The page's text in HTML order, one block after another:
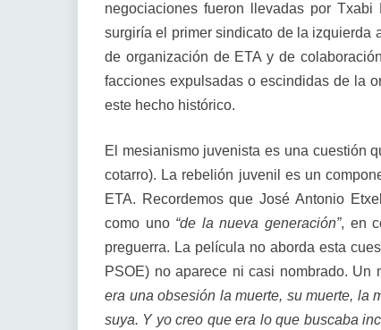
negociaciones fueron llevadas por Txabi
surgiría el primer sindicato de la izquierda
de organización de ETA y de
facciones expulsadas o escindidas de la
este hecho histórico.
El mesianismo juvenista es una cuestión
cotarro). La rebelión juvenil es un
ETA. Recordemos que José Antonio
como uno “de la nueva generación”, en
preguerra. La película no aborda esta
PSOE) no aparece ni casi nombrado. Un
era una obsesión la muerte, su muerte, la
suya. Y yo creo que era lo que buscaba